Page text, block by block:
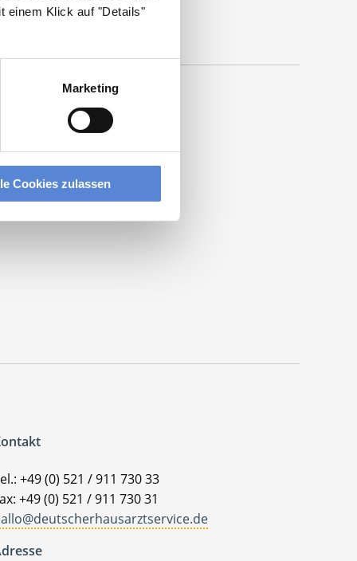
einem Klick auf "Details"
Marketing
Cookies zulassen
+49 (0) 521 / 911 730 33
+49 (0) 521 / 911 730 31